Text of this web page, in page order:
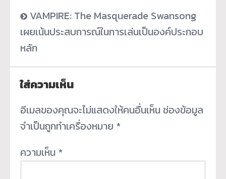
VAMPIRE: The Masquerade Swansong
เผยเน้นประสบการณ์ในการเล่นเป็นองค์ประกอบ
หลัก
ใส่ความเห็น
อีเมลของคุณจะไม่แสดงให้คนอื่นเห็น ช่องข้อมูล
จำเป็นถูกทำเครื่องหมาย *
ความเห็น *